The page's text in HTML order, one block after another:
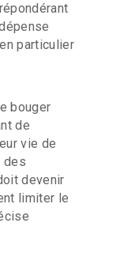
particulier
bouger
de
vie de
des
devenir
limiter le